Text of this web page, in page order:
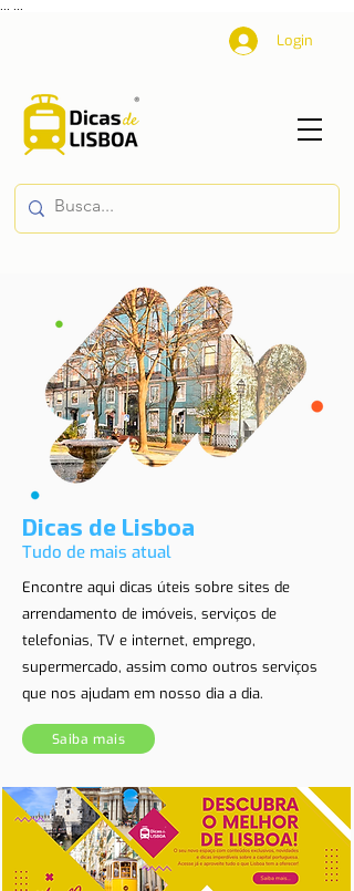
Login
Dicas de Lisboa
Tudo de mais atual
Encontre aqui dicas úteis sobre sites de
arrendamento de imóveis, serviços de
telefonias, TV e internet, emprego,
supermercado, assim como outros serviços
que nos ajudam em nosso dia a dia.
Saiba mais